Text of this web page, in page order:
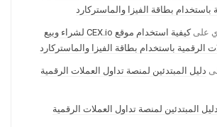
باستخدام بطاقة الفيزا والماستركارد
على
كيفية استخدام موقع CEX.io لشراء وبيع
الرقمية باستخدام بطاقة الفيزا والماستركارد
دليل المبتدئين لمنصة تداول العملات الرقمية
دليل المبتدئين لمنصة تداول العملات الرقمية